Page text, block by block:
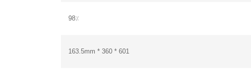
98٪
601 * 360 * 163.5mm